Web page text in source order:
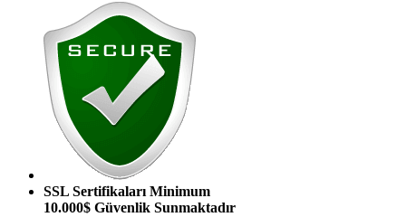
SSL Sertifikaları Minimum
10.000$ Güvenlik Sunmaktadır